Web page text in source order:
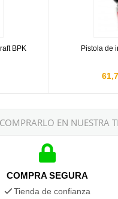
BPK Pistola de
EN NUESTRA
COMPRA SEGURA
Tienda de confianza